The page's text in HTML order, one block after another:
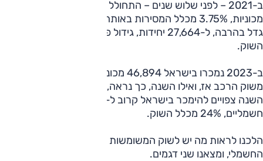
השוק.
משוק הרכב אז, ואילו השנה, כך נראה, תסתיים עם נתון הקרוב
חשמליים, 24% מכלל השוק.
הלכנו לראות מה יש לשוק המשומשות להציע בתחום הרכב
החשמלי, ומצאנו שני דגמים.